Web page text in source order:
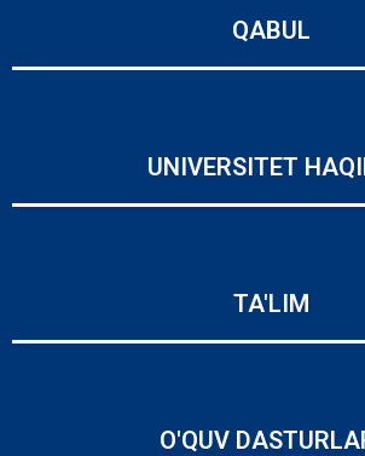
QABUL
UNIVERSITET
TA'LIM
O'QUV